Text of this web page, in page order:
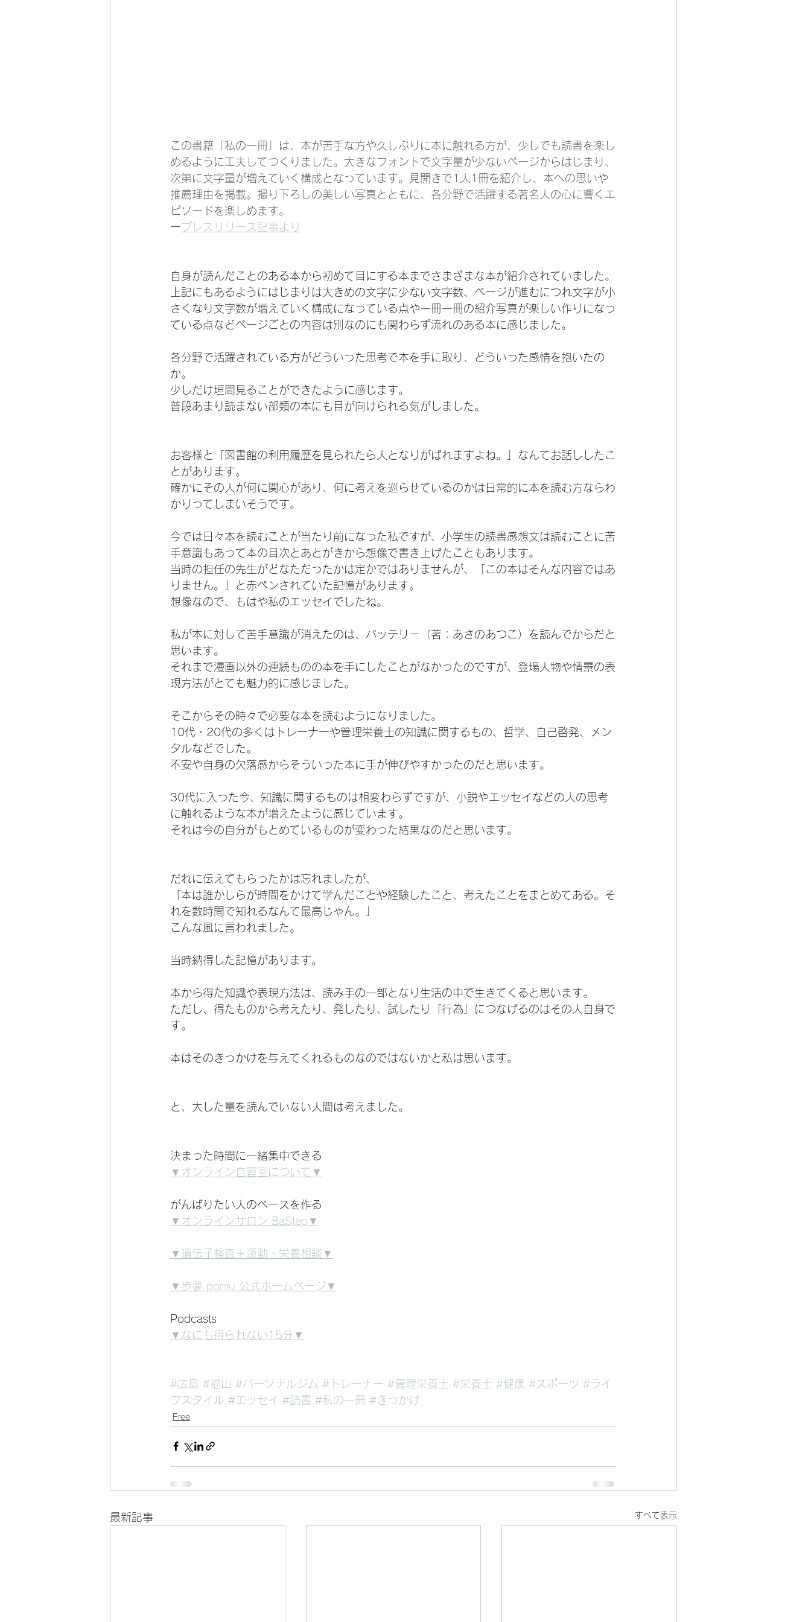
この書籍「私の一冊」は、本が苦手な方や久しぶりに本に触れる方が、少しでも読書を楽し
めるように工夫してつくりました。大きなフォントで文字量が少ないページからはじまり、
次第に文字量が増えていく構成となっています。見開きで1人1冊を紹介し、本への思いや
推薦理由を掲載。撮り下ろしの美しい写真とともに、各分野で活躍する著名人の心に響くエ
ピソードを楽しめます。
ープレスリリース記事より
自身が読んだことのある本から初めて目にする本までさまざまな本が紹介されていました。
上記にもあるようにはじまりは大きめの文字に少ない文字数、ページが進むにつれ文字が小
さくなり文字数が増えていく構成になっている点や一冊一冊の紹介写真が楽しい作りになっ
ている点などページごとの内容は別なのにも関わらず流れのある本に感じました。
各分野で活躍されている方がどういった思考で本を手に取り、どういった感情を抱いたの
か。
少しだけ垣間見ることができたように感じます。
普段あまり読まない部類の本にも目が向けられる気がしました。
お客様と「図書館の利用履歴を見られたら人となりがばれますよね。」なんてお話ししたこ
とがあります。
確かにその人が何に関心があり、何に考えを巡らせているのかは日常的に本を読む方ならわ
かりってしまいそうです。
今では日々本を読むことが当たり前になった私ですが、小学生の読書感想文は読むことに苦
手意識もあって本の目次とあとがきから想像で書き上げたこともあります。
当時の担任の先生がどなただったかは定かではありませんが、「この本はそんな内容ではあ
りません。」と赤ペンされていた記憶があります。
想像なので、もはや私のエッセイでしたね。
私が本に対して苦手意識が消えたのは、バッテリー（著：あさのあつこ）を読んでからだと
思います。
それまで漫画以外の連続ものの本を手にしたことがなかったのですが、登場人物や情景の表
現方法がとても魅力的に感じました。
そこからその時々で必要な本を読むようになりました。
10代・20代の多くはトレーナーや管理栄養士の知識に関するもの、哲学、自己啓発、メン
タルなどでした。
不安や自身の欠落感からそういった本に手が伸びやすかったのだと思います。
30代に入った今、知識に関するものは相変わらずですが、小説やエッセイなどの人の思考
に触れるような本が増えたように感じています。
それは今の自分がもとめているものが変わった結果なのだと思います。
だれに伝えてもらったかは忘れましたが、
「本は誰かしらが時間をかけて学んだことや経験したこと、考えたことをまとめてある。そ
れを数時間で知れるなんて最高じゃん。」
こんな風に言われました。
当時納得した記憶があります。
本から得た知識や表現方法は、読み手の一部となり生活の中で生きてくると思います。
ただし、得たものから考えたり、発したり、試したり「行為」につなげるのはその人自身で
す。
本はそのきっかけを与えてくれるものなのではないかと私は思います。
と、大した量を読んでいない人間は考えました。
決まった時間に一緒集中できる
▼オンライン自習室について▼
がんばりたい人のベースを作る
▼オンラインサロン BaStep▼
▼遺伝子検査＋運動・栄養相談▼
▼歩夢 pomu 公式ホームページ▼
Podcasts
▼なにも得られない15分▼
#広島 #福山 #パーソナルジム #トレーナー #管理栄養士 #栄養士 #健康 #スポーツ #ライ
フスタイル #エッセイ #読書 #私の一冊 #きっかけ
Free
最新記事 すべて表示